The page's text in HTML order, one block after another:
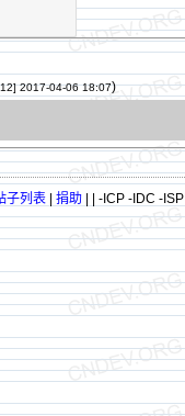
2017-04-06 18:07)
子列表 捐助 | -ICP -IDC -ISP |